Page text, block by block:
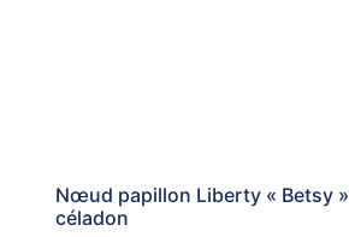
Nœud papillon Liberty « Betsy »
céladon